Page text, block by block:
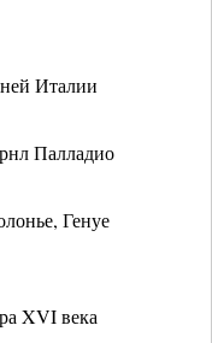
Италии
Палладио
Генуе
XVI века